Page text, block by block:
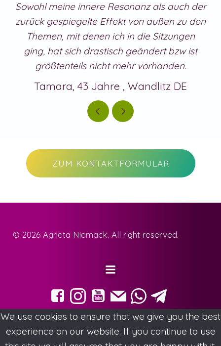
Sowohl meine innere Resonanz als auch der
zurück gespiegelte Effekt von außen zu den
Themen, mit denen ich in die Sitzungen
ging, hat sich drastisch geändert bzw ist
größtenteils nicht mehr vorhanden.
Tamara, 43 Jahre , Wandlitz DE
ZUM KONTAKTFORMULAR
© 2026 Agneta Niemack. All right reserved.
We use cookies to ensure that we give you the best
experience on our website. If you continue to use